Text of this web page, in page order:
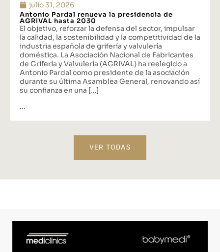
julio 31, 2026
Antonio Pardal renueva la presidencia de
AGRIVAL hasta 2030
El objetivo, reforzar la defensa del sector, impulsar
la calidad, la sostenibilidad y la competitividad de la
industria española de grifería y valvulería
doméstica. La Asociación Nacional de Fabricantes
de Grifería y Valvulería (AGRIVAL) ha reelegido a
Antonio Pardal como presidente de la asociación
durante su última Asamblea General, renovando así
su confianza en una […]
...
VER TODAS